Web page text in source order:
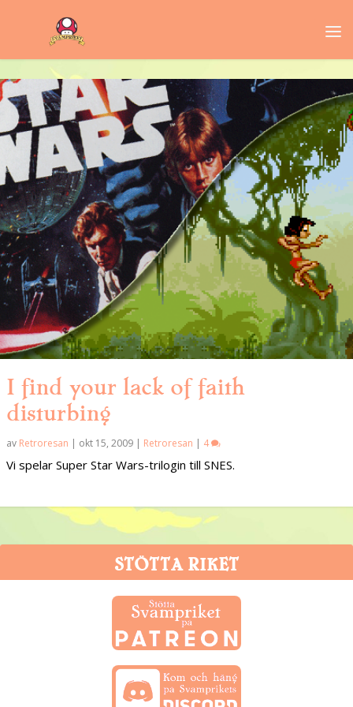
I find your lack of faith
disturbing
av Retroresan | okt 15, 2009 | Retroresan | 4
Vi spelar Super Star Wars-trilogin till SNES.
STÖTTA RIKET